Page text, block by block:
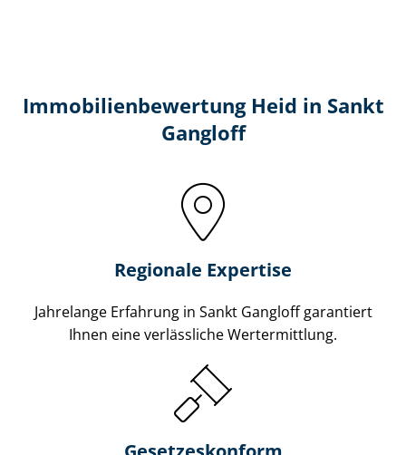
Immobilien­bewertung Heid in Sankt
Gangloff
Regionale Expertise
Jahrelange Erfahrung in Sankt Gangloff garantiert
Ihnen eine verlässliche Wertermittlung.